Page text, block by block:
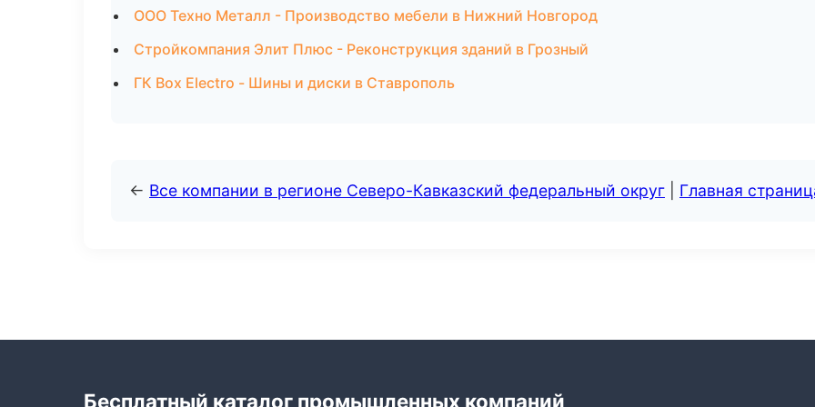
ООО Техно Металл - Производство мебели в Нижний Новгород
Стройкомпания Элит Плюс - Реконструкция зданий в Грозный
ГК Box Electro - Шины и диски в Ставрополь
← Все компании в регионе Северо-Кавказский федеральный округ Главная
Бесплатный каталог промышленных компаний